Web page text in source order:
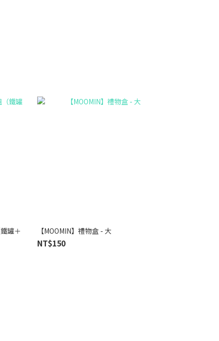
罐＋ 【MOOMIN】禮物盒 - 大
NT$150